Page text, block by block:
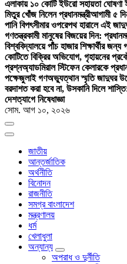
এলাকায় ১০ কোটি ইউরো সহায়তা ঘোষণা
মিতুর খোঁজ নিলেন প্রধানমন্ত্রীআগামী ৫
পানি বিপৎসীমার ওপরেপথ হারালে এই
গণতন্ত্রকামী মানুষের বিজয়ের দিন:
বিশ্ববিদ্যালয়ে পাঁচ হাজার শিক্ষার্থীর
কোটিতে বিক্রির অভিযোগ, গৃহায়নের
প্রশ্নঅ্যাডমিরাল স্টিফেন কেলারকে
পক্ষেজুলাই গণঅভ্যুত্থান স্মৃতি জাদুঘর
বরদাশত করা হবে না, উসকানি দিলে শাস্তি:
দেশত্যাগে নিষেধাজ্ঞা
সোম. আগ ১০, ২০২৬
জাতীয়
আন্তর্জাতিক
অর্থনীতি
বিনোদন
রাজনীতি
সমগ্র বাংলাদেশ
মন্ত্রণালয়
ধর্ম
খেলাধুলা
অন্যান্য
অপরাধ ও দুর্নীতি